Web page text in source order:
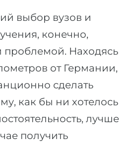
выбор вузов и
конечно,
проблемой. Находясь
от Германии,
сделать
как бы ни хотелось
лучше
получить